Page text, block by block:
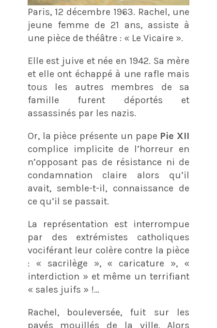
Paris, 12 décembre 1963. Rachel, une
jeune femme de 21 ans, assiste à
une pièce de théâtre : « Le Vicaire ».
Elle est juive et née en 1942. Sa mère
et elle ont échappé à une rafle mais
tous les autres membres de sa
famille furent déportés et
assassinés par les nazis.
Or, la pièce présente un pape Pie XII
complice implicite de l’horreur en
n’opposant pas de résistance ni de
condamnation claire alors qu’il
avait, semble-t-il, connaissance de
ce qu’il se passait.
La représentation est interrompue
par des extrémistes catholiques
vociférant leur colère contre la pièce
: « sacrilège », « caricature », «
interdiction » et même un terrifiant
« sales juifs » !…
Rachel, bouleversée, fuit sur les
pavés mouillés de la ville. Alors